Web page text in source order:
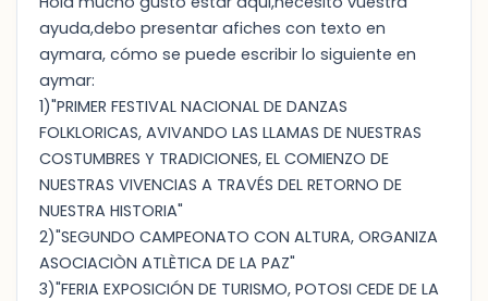
ayuda,debo presentar afiches con texto en
aymara, cómo se puede escribir lo siguiente en
aymar:
1)"PRIMER FESTIVAL NACIONAL DE DANZAS
FOLKLORICAS, AVIVANDO LAS LLAMAS DE NUESTRAS
COSTUMBRES Y TRADICIONES, EL COMIENZO DE
NUESTRAS VIVENCIAS A TRAVÉS DEL RETORNO DE
NUESTRA HISTORIA"
2)"SEGUNDO CAMPEONATO CON ALTURA, ORGANIZA
ASOCIACIÒN ATLÈTICA DE LA PAZ"
3)"FERIA EXPOSICIÓN DE TURISMO, POTOSI CEDE DE LA